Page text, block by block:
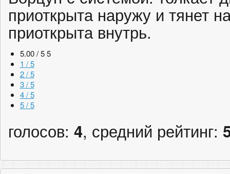
приоткрыта наружу и тянет
приоткрыта внутрь.
5.00 / 5 5
1 / 5
2 / 5
3 / 5
4 / 5
5 / 5
голосов: 4, средний рейтинг: